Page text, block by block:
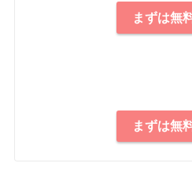
まずは無
まずは無